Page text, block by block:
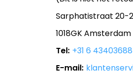
Sarphatistraat 20-2
1018GK Amsterdam
Tel: +31 6 43403688
E-mail: